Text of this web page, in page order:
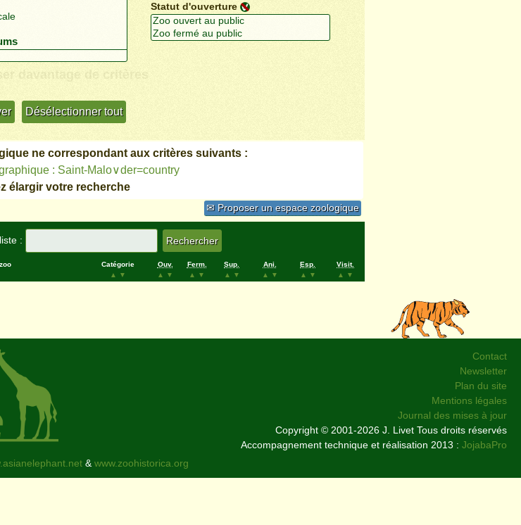
Statut d'ouverture
davantage de critères
ne correspondant aux critères suivants :
: Saint-Malo∨der=country
élargir votre recherche
✉ Proposer un espace zoologique
:
Catégorie
▲
▼
Ouv.
▲
▼
Ferm.
▲
▼
Sup.
▲
▼
Ani.
▲
▼
Esp.
▲
▼
Visit.
▲
▼
Contact
Newsletter
Plan du site
Mentions légales
Journal des mises à jour
Copyright © 2001-2026 J. Livet Tous droits réservés
Accompagnement technique et réalisation 2013 : JojabaPro
&www.zoohistorica.org